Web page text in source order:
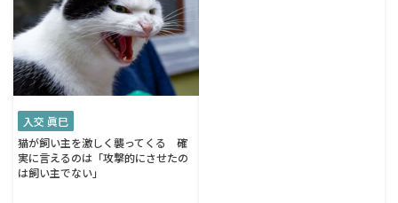
入交 眞巳
猫が飼い主を激しく襲ってくる 確
実に言えるのは「攻撃的にさせたの
は飼い主でない」